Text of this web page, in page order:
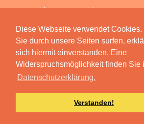
Diese Webseite verwendet Cookies.
Sie durch unsere Seiten surfen,
sich hiermit einverstanden. Eine
Widerspruchsmöglichkeit finden Sie
Datenschutzerklärung.
Verstanden!
Das Ende naht